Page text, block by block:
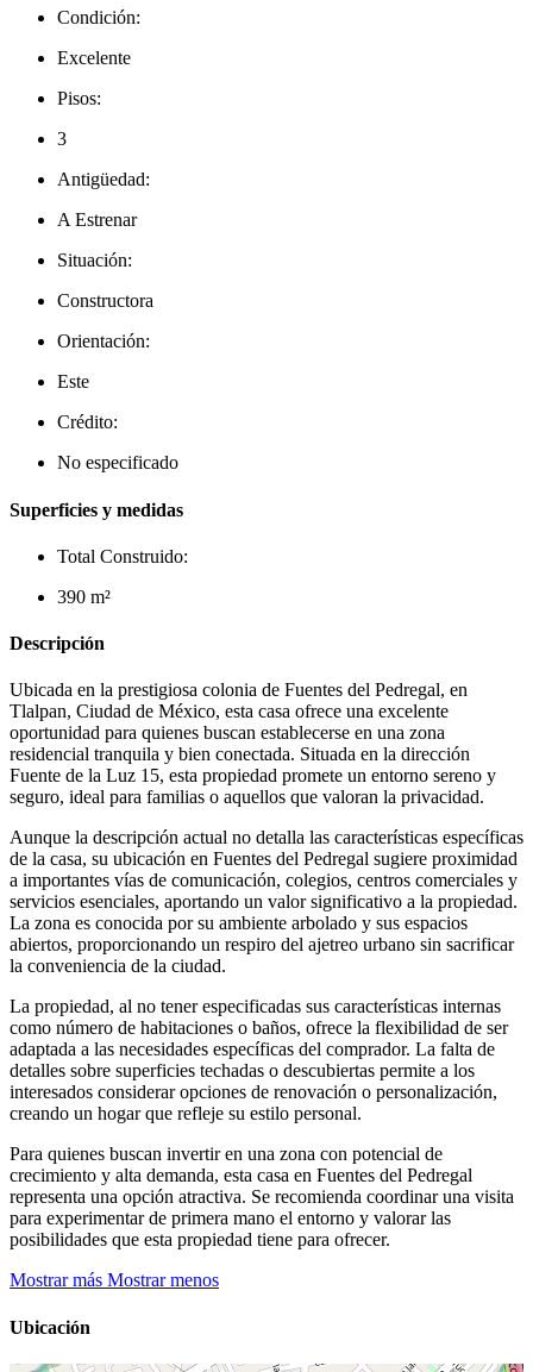
Condición:
Excelente
Pisos:
3
Antigüedad:
A Estrenar
Situación:
Constructora
Orientación:
Este
Crédito:
No especificado
Superficies y medidas
Total Construido:
390 m²
Descripción
Ubicada en la prestigiosa colonia de Fuentes del Pedregal, en
Tlalpan, Ciudad de México, esta casa ofrece una excelente
oportunidad para quienes buscan establecerse en una zona
residencial tranquila y bien conectada. Situada en la dirección
Fuente de la Luz 15, esta propiedad promete un entorno sereno y
seguro, ideal para familias o aquellos que valoran la privacidad.
Aunque la descripción actual no detalla las características específicas
de la casa, su ubicación en Fuentes del Pedregal sugiere proximidad
a importantes vías de comunicación, colegios, centros comerciales y
servicios esenciales, aportando un valor significativo a la propiedad.
La zona es conocida por su ambiente arbolado y sus espacios
abiertos, proporcionando un respiro del ajetreo urbano sin sacrificar
la conveniencia de la ciudad.
La propiedad, al no tener especificadas sus características internas
como número de habitaciones o baños, ofrece la flexibilidad de ser
adaptada a las necesidades específicas del comprador. La falta de
detalles sobre superficies techadas o descubiertas permite a los
interesados considerar opciones de renovación o personalización,
creando un hogar que refleje su estilo personal.
Para quienes buscan invertir en una zona con potencial de
crecimiento y alta demanda, esta casa en Fuentes del Pedregal
representa una opción atractiva. Se recomienda coordinar una visita
para experimentar de primera mano el entorno y valorar las
posibilidades que esta propiedad tiene para ofrecer.
Mostrar más Mostrar menos
Ubicación